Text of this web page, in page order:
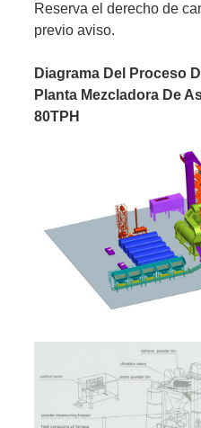
Reserva el derecho de
previo aviso.
Diagrama Del Proceso
Planta Mezcladora De
80TPH